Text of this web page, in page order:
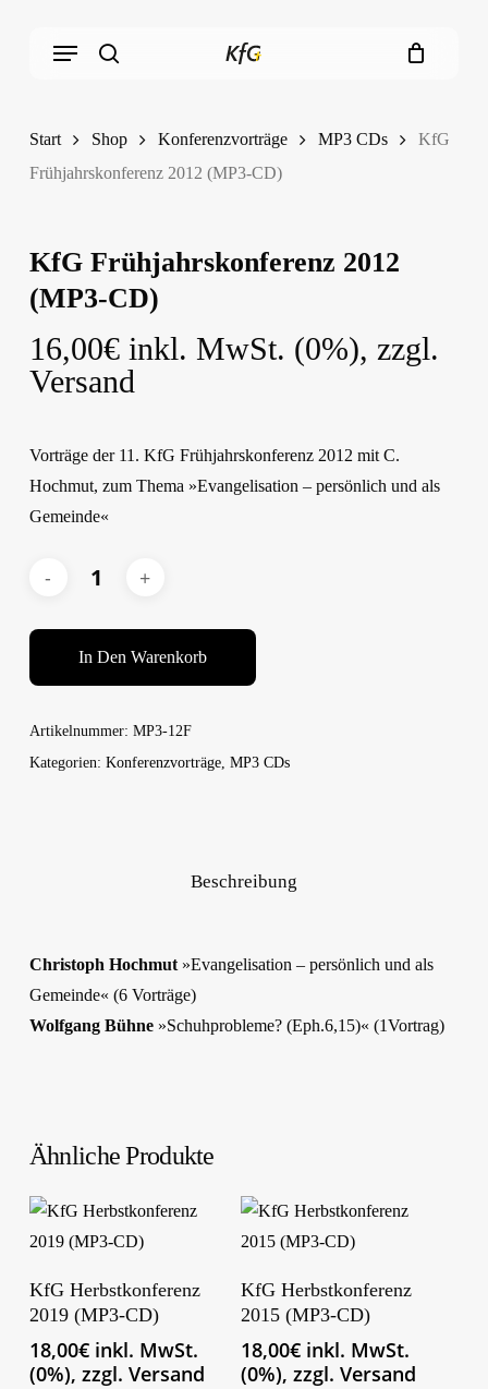
Menu
Start Shop Konferenzvorträge MP3 CDs
KfG
Frühjahrskonferenz 2012 (MP3-CD)
KfG Frühjahrskonferenz 2012
(MP3-CD)
16,00€ inkl. MwSt. (0%), zzgl.
Versand
Vorträge der 11. KfG Frühjahrskonferenz 2012 mit C.
Hochmut, zum Thema »Evangelisation – persönlich und als
Gemeinde«
In Den Warenkorb
Artikelnummer: MP3-12F
Kategorien: Konferenzvorträge, MP3 CDs
Beschreibung
Christoph Hochmut»Evangelisation – persönlich und als
Gemeinde« (6 Vorträge)
Wolfgang Bühne»Schuhprobleme? (Eph.6,15)« (1Vortrag)
Ähnliche Produkte
KfG Herbstkonferenz
2019 (MP3-CD)
18,00€ inkl. MwSt.
(0%), zzgl. Versand
KfG Herbstkonferenz
2015 (MP3-CD)
18,00€ inkl. MwSt.
(0%), zzgl. Versand